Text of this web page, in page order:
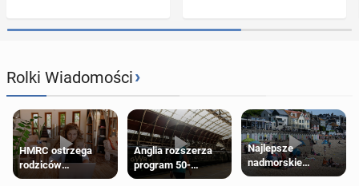
Rolki Wiadomości›
HMRC ostrzega
rodziców
pobierających Child
Anglia rozszerza
program 50-
procentowych
Najlepsze
nadmorskie
miasteczko blisko